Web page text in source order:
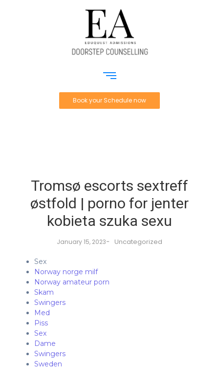
Book your Schedule now
Tromsø escorts sextreff
østfold | porno for jenter
kobieta szuka sexu
January 15, 2023- Uncategorized
Sex
Norway norge milf
Norway amateur porn
Skam
Swingers
Med
Piss
Sex
Dame
Swingers
Sweden